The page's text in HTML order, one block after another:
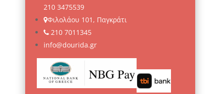
210 3475539
Φιλολάου 101, Παγκράτι
210 7011345
info@dourida.gr